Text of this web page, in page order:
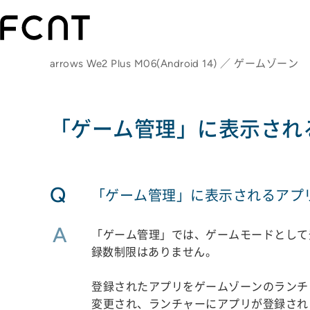
arrows We2 Plus M06(Android 14) ／ ゲームゾーン
「ゲーム管理」に表示さ
Q 「ゲーム管理」に表示されるア
A
「ゲーム管理」では、ゲームモードとし
録数制限はありません。
登録されたアプリをゲームゾーンのラン
変更され、ランチャーにアプリが登録さ